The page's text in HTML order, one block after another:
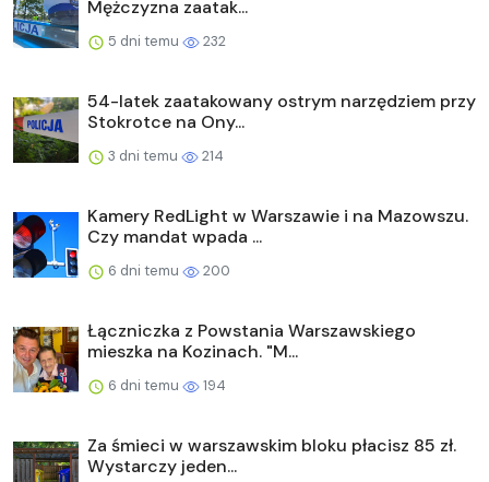
Mężczyzna zaatak...
5 dni temu 232
54-latek zaatakowany ostrym narzędziem przy
Stokrotce na Ony...
3 dni temu 214
Kamery RedLight w Warszawie i na Mazowszu.
Czy mandat wpada ...
6 dni temu 200
Łączniczka z Powstania Warszawskiego
mieszka na Kozinach. "M...
6 dni temu 194
Za śmieci w warszawskim bloku płacisz 85 zł.
Wystarczy jeden...